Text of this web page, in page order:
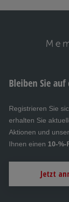
Bleiben Sie
Registrieren Sie
erhalten Sie
Aktionen und
Ihnen einen 10-
Jetzt